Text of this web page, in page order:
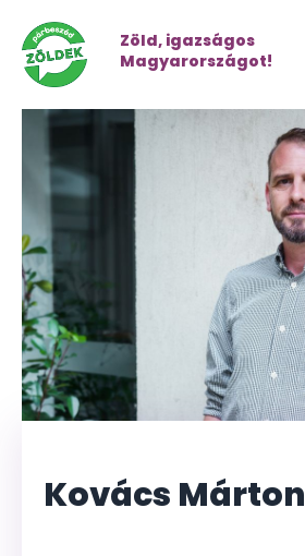
Zöld, igazságos
Magyarországot!
Kovács Márton